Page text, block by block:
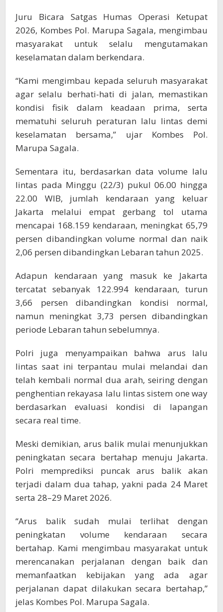
Juru Bicara Satgas Humas Operasi Ketupat
2026, Kombes Pol. Marupa Sagala, mengimbau
masyarakat untuk selalu mengutamakan
keselamatan dalam berkendara.
“Kami mengimbau kepada seluruh masyarakat
agar selalu berhati-hati di jalan, memastikan
kondisi fisik dalam keadaan prima, serta
mematuhi seluruh peraturan lalu lintas demi
keselamatan bersama,” ujar Kombes Pol.
Marupa Sagala.
Sementara itu, berdasarkan data volume lalu
lintas pada Minggu (22/3) pukul 06.00 hingga
22.00 WIB, jumlah kendaraan yang keluar
Jakarta melalui empat gerbang tol utama
mencapai 168.159 kendaraan, meningkat 65,79
persen dibandingkan volume normal dan naik
2,06 persen dibandingkan Lebaran tahun 2025.
Adapun kendaraan yang masuk ke Jakarta
tercatat sebanyak 122.994 kendaraan, turun
3,66 persen dibandingkan kondisi normal,
namun meningkat 3,73 persen dibandingkan
periode Lebaran tahun sebelumnya.
Polri juga menyampaikan bahwa arus lalu
lintas saat ini terpantau mulai melandai dan
telah kembali normal dua arah, seiring dengan
penghentian rekayasa lalu lintas sistem one way
berdasarkan evaluasi kondisi di lapangan
secara real time.
Meski demikian, arus balik mulai menunjukkan
peningkatan secara bertahap menuju Jakarta.
Polri memprediksi puncak arus balik akan
terjadi dalam dua tahap, yakni pada 24 Maret
serta 28–29 Maret 2026.
“Arus balik sudah mulai terlihat dengan
peningkatan volume kendaraan secara
bertahap. Kami mengimbau masyarakat untuk
merencanakan perjalanan dengan baik dan
memanfaatkan kebijakan yang ada agar
perjalanan dapat dilakukan secara bertahap,”
jelas Kombes Pol. Marupa Sagala.